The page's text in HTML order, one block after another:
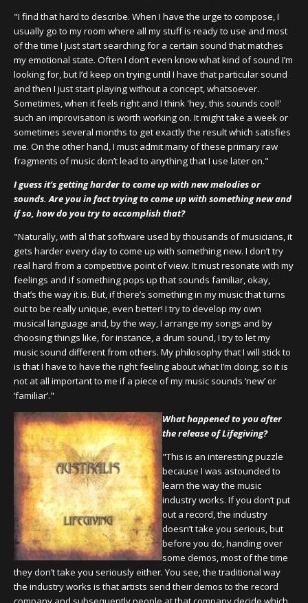
"I find that hard to describe. When I have the urge to compose, I
usually go to my room where all my stuff is ready to use and most
of the time I just start searching for a certain sound that matches
my emotional state. Often I don’t even know what kind of sound I’m
looking for, but I’d keep on trying until I have that particular sound
and then I just start playing without a concept, whatsoever.
Sometimes, when it feels right and I think 'hey, this sounds cool!'
such an improvisation is worth working on. It might take a week or
sometimes several months to get exactly the result which satisfies
me. On the other hand, I must admit many of these primary raw
fragments of music don’t lead to anything that I use later on."
I guess it’s getting harder to come up with new melodies or
sounds. Are you in fact trying to come up with something new and
if so, how do you try to accomplish that?
"Naturally, with al that software used by thousands of musicians, it
gets harder every day to come up with something new. I don’t try
real hard from a competitive point of view. It must resonate with my
feelings and if something pops up that sounds familiar, okay,
that’s the way it is. But, if there’s something in my music that turns
out to be really unique, even better! I try to develop my own
musical language and, by the way, I arrange my songs and by
choosing things like, for instance, a drum sound, I try to let my
music sound different from others. My philosophy that I will stick to
is that I have to have the right feeling about what I’m doing, so it is
not at all important to me if a piece of my music sounds ‘new’ or
‘familiar’."
What happened to you after
the release of Lifegiving?
"This is an interesting puzzle
because I was astounded to
learn the way the music
industry works. If you don’t put
out a record, the industry
doesn’t take you serious, but
before you do, handing over
some demos, most of the time
they don’t take you seriously either. You see, the traditional way
the industry works is that artists send their demos to the record